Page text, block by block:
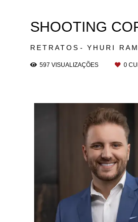
RETRATOS YHURI
SHOOTING
597 VISUALIZAÇÕES 0